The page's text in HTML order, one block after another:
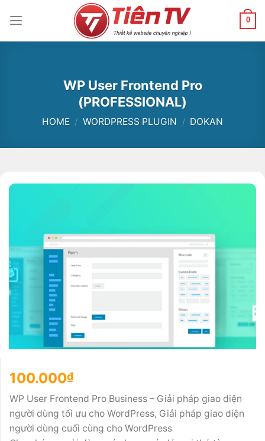
đến
0
WP User Frontend Pro
(PROFESSIONAL)
HOME / WORDPRESS PLUGIN / DOKAN
100.000₫
WP User Frontend Pro Business – Giải pháp giao diện
người dùng tối ưu cho WordPress, Giải pháp giao diện
người dùng cuối cùng cho WordPress